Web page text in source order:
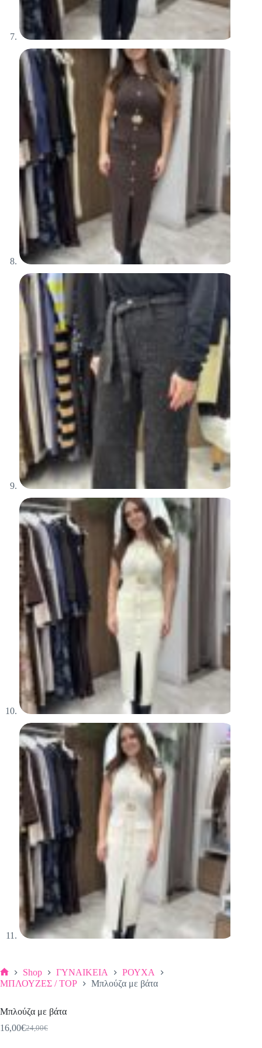
Αρχική
Shop ΓΥΝΑΙΚΕΙΑ
ΡΟΥΧΑ
ΜΠΛΟΥΖΕΣ / TOP
Μπλούζα με βάτα
Μπλούζα με βάτα
24,00€
Original
16,00€Η